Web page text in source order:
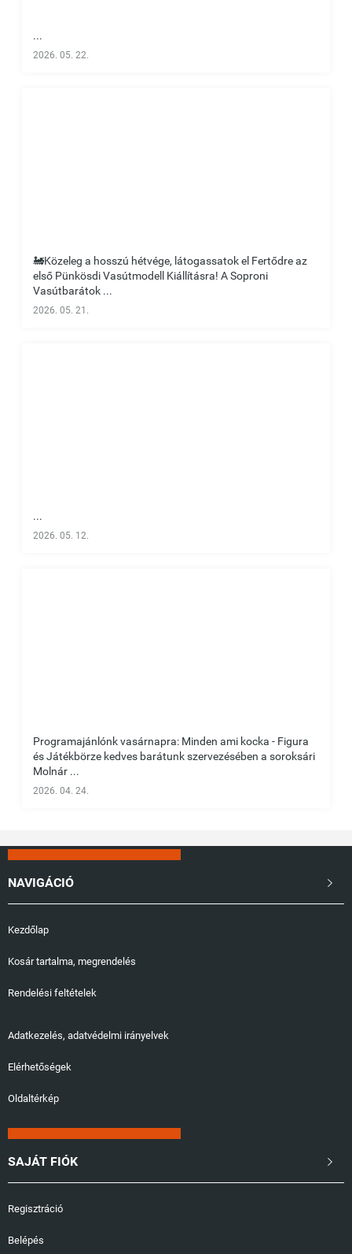
...
2026. 05. 22.
🚂Közeleg a hosszú hétvége, látogassatok el Fertődre az
első Pünkösdi Vasútmodell Kiállításra! A Soproni
Vasútbarátok ...
2026. 05. 21.
...
2026. 05. 12.
Programajánlónk vasárnapra: Minden ami kocka - Figura
és Játékbörze kedves barátunk szervezésében a soroksári
Molnár ...
2026. 04. 24.
NAVIGÁCIÓ 
Kezdőlap
Kosár tartalma, megrendelés
Rendelési feltételek
Adatkezelés, adatvédelmi irányelvek
Elérhetőségek
Oldaltérkép
SAJÁT FIÓK 
Regisztráció
Belépés